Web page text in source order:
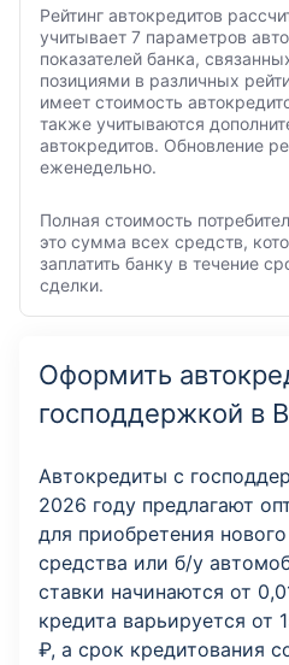
Рейтинг автокредитов
учитывает 7 параметров
показателей банка,
позициями в различных
имеет стоимость
также учитываются
автокредитов. Обновление
еженедельно.
Полная стоимость
это сумма всех средств,
заплатить банку в течение
сделки.
Оформить
господдержкой в
Автокредиты с
2026 году предлагают
для приобретения
средства или б/у
ставки начинаются от
кредита варьируется от
₽, а срок кредитования